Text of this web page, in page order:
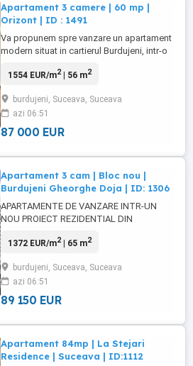
Apartament 3 camere | 60 mp |
Orizont | ID : 1491
Va propunem spre vanzare un apartament
modern situat in cartierul Burdujeni, intr-o
conectata la facilitati esentiale, cum ar fi
parcuri. Acest apartament este pozitionat
la etajul 6 dintr-un bloc cu 8 etaje, oferind
o priveliste ...
1554 EUR/m2| 56 m2
burdujeni, Suceava, Suceava
azi 06:51
87 000 EUR
Apartament 3 cam | Bloc nou |
Burdujeni Gheorghe Doja | ID: 1306
APARTAMENTE DE VANZARE INTR-UN
NOU PROIECT REZIDENTIAL DIN
GHEORGHE DOJA - DEZVOLTATOR CU
ANI! Apartamente in suprafata de 64.65
mp utili + 7.85 mp balcon! Pretul va fi
calculat pe mp util + 2 mp balcon La pretul
1372 EUR/m2| 65 m2
burdujeni, Suceava, Suceava
azi 06:51
89 150 EUR
Apartament 84mp | La Stejari
Residence | Suceava | ID:1112